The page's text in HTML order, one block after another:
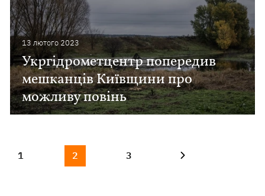
13 лютого 2023
Укргідрометцентр попередив
мешканців Київщини про
можливу повінь
1 2 3